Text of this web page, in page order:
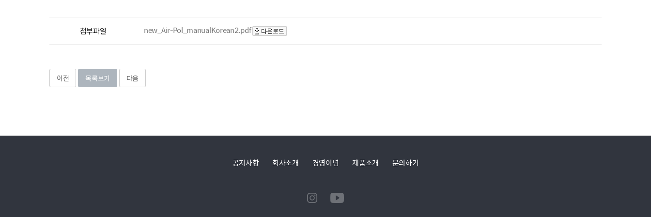
첨부파일 new_Air-Pol_manualKorean2.pdf
이전 목록보기 다음
공지사항 회사소개 경영이념 제품소개 문의하기